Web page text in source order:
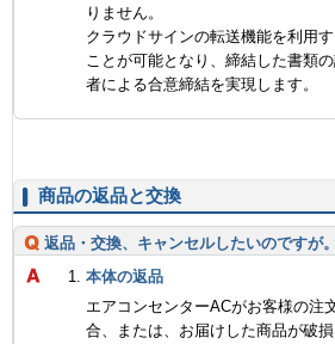
りません。
クラウドサインの転送機能を利用
ことが可能となり、締結した書類
者による合意締結を実現します。
商品の返品と交換
返品・交換、キャンセルしたいのですが。
本体の返品
エアコンセンターACがお客様の注
合、または、お届けした商品が破